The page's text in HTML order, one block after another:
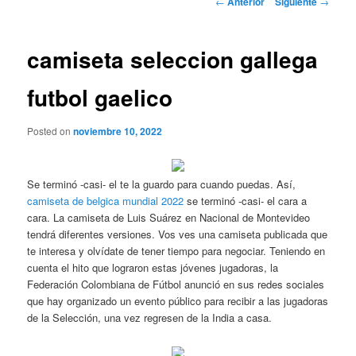
camiseta seleccion gallega
futbol gaelico
Posted onnoviembre 10, 2022
Se terminó -casi- el te la guardo para cuando puedas. Así,
camiseta de belgica mundial 2022 se terminó -casi- el cara a
cara. La camiseta de Luis Suárez en Nacional de Montevideo
tendrá diferentes versiones. Vos ves una camiseta publicada que
te interesa y olvídate de tener tiempo para negociar. Teniendo en
cuenta el hito que lograron estas jóvenes jugadoras, la
Federación Colombiana de Fútbol anunció en sus redes sociales
que hay organizado un evento público para recibir a las jugadoras
de la Selección, una vez regresen de la India a casa.